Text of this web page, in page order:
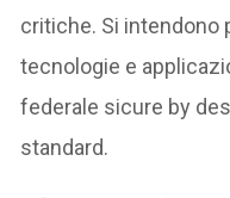
critiche. Si intendono
tecnologie e
federale sicure by
standard.